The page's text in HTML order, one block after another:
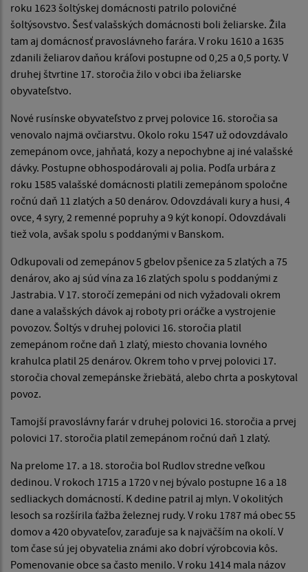
roku 1623 šoltýskej domácnosti patrilo polovičné
šoltýsovstvo. Šesť valašských domácnosti boli želiarske. Žila
tam aj domácnosť pravoslávneho farára. V roku 1610 a 1635
zdanili želiarov daňou kráľovi postupne od 0,25 a 0,5 porty. V
druhej štvrtine 17. storočia žilo v obci iba želiarske
obyvateľstvo.
Nové rusínske obyvateľstvo z prvej polovice 16. storočia sa
venovalo najmä ovčiarstvu. Okolo roku 1547 už odovzdávalo
zemepánom ovce, jahňatá, kozy a nepochybne aj iné valašské
dávky. Postupne obhospodárovali aj polia. Podľa urbára z
roku 1585 valašské domácnosti platili zemepánom spoločne
ročnú daň 11 zlatých a 50 denárov. Odovzdávali kury a husi, 4
ovce, 4 syry, 2 remenné popruhy a 9 kýt konopí. Odovzdávali
tiež vola, avšak spolu s poddanými v Banskom.
Odkupovali od zemepánov 5 gbelov pšenice za 5 zlatých a 75
denárov, ako aj súd vína za 16 zlatých spolu s poddanými z
Jastrabia. V 17. storočí zemepáni od nich vyžadovali okrem
dane a valašských dávok aj roboty pri oráčke a vystrojenie
povozov. Šoltýs v druhej polovici 16. storočia platil
zemepánom ročne daň 1 zlatý, miesto chovania lovného
krahulca platil 25 denárov. Okrem toho v prvej polovici 17.
storočia choval zemepánske žriebätá, alebo chrta a poskytoval
povoz.
Tamojší pravoslávny farár v druhej polovici 16. storočia a prvej
polovici 17. storočia platil zemepánom ročnú daň 1 zlatý.
Na prelome 17. a 18. storočia bol Rudlov stredne veľkou
dedinou. V rokoch 1715 a 1720 v nej bývalo postupne 16 a 18
sedliackych domácností. K dedine patril aj mlyn. V okolitých
lesoch sa rozšírila ťažba železnej rudy. V roku 1787 má obec 55
domov a 420 obyvateľov, zaraďuje sa k najväčším na okolí. V
tom čase sú jej obyvatelia známi ako dobrí výrobcovia kôs.
Pomenovanie obce sa často menilo. V roku 1414 mala názov